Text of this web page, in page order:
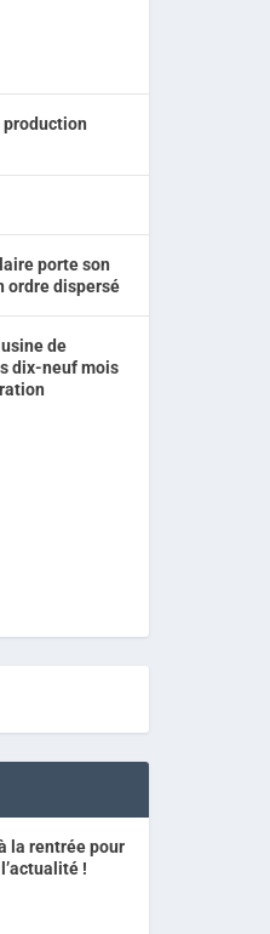
production
porte son
ordre dispersé
de
dix-neuf mois
la rentrée pour
!